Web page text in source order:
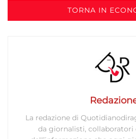
TORNA IN
La redazione di
da giornalisti, collaboratori